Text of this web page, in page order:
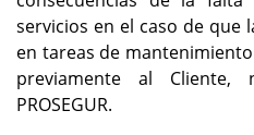
servicios en el caso de que
en tareas de
previamente al
PROSEGUR.